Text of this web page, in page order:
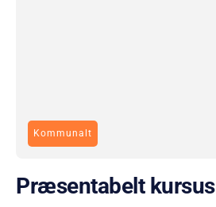
Kommunalt
Præsentabelt kursus